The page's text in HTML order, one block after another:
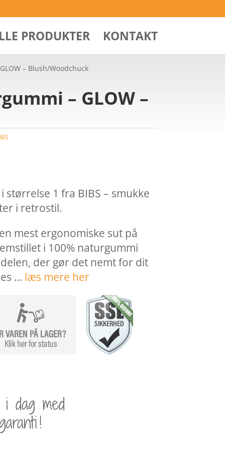
PRODUKTER KONTAKT
– Blush/Woodchuck
– GLOW –
1 fra BIBS – smukke
i retrostil.
mest ergonomiske sut på
i 100% naturgummi
der gør det nemt for dit
… læs mere her